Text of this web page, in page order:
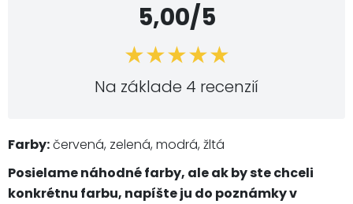
5,00/5
Na základe 4 recenzií
Farby:červená, zelená, modrá, žltá
Posielame náhodné farby, ale ak by ste chceli
konkrétnu farbu, napíšte ju do poznámky v